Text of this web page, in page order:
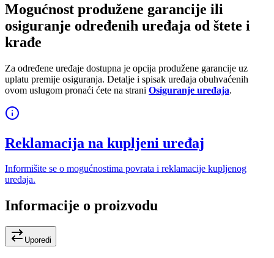
Mogućnost produžene garancije ili
osiguranje određenih uređaja od štete i
krađe
Za određene uređaje dostupna je opcija produžene garancije uz
uplatu premije osiguranja. Detalje i spisak uređaja obuhvaćenih
ovom uslugom pronaći ćete na strani Osiguranje uređaja.
Reklamacija na kupljeni uređaj
Informišite se o mogućnostima povrata i reklamacije kupljenog
uređaja.
Informacije o proizvodu
Uporedi